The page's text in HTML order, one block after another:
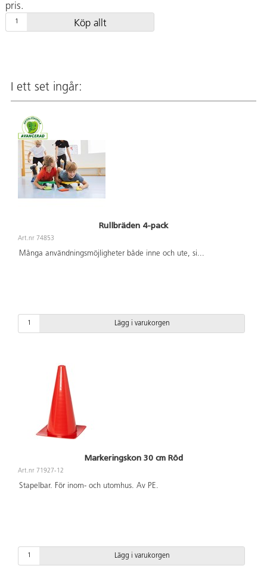
pris.
Köp allt
I ett set ingår:
Rullbräden 4-pack
Art.nr 74853
Många användningsmöjligheter både inne och ute, si...
Lägg i varukorgen
Markeringskon 30 cm Röd
Art.nr 71927-12
Stapelbar. För inom- och utomhus. Av PE.
Lägg i varukorgen